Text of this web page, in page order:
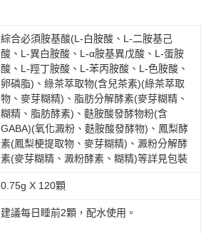
綜合必須胺基酸(L-白胺酸、L-二胺基己
酸、L-異白胺酸、L-α胺基異戊酸、L-蛋胺
酸、L-羥丁胺酸、L-苯丙胺酸、L-色胺酸、
卵磷脂)、綠茶萃取物(含兒茶素)(綠茶萃取
物、麥芽糊精)、脂肪分解酵素(麥芽糊精、
糊精、脂肪酵素)、麩胺酸發酵物粉(含
GABA)(氧化澱粉、麩胺酸發酵物)、鳳梨酵
素(鳳梨梗提取物、麥芽糊精)、澱粉分解酵
素(麥芽糊精、澱粉酵素、糊精)等詳見包裝
0.75g X 120顆
建議每日睡前2顆，配水使用。